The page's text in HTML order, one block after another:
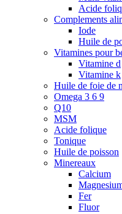
Acide
Complements
Iode
Huile de
Vitamines pour
Vitamine d
Vitamine k
Huile de foie de
Omega 3 6 9
Q10
MSM
Acide folique
Tonique
Huile de poisson
Minereaux
Calcium
Fer
Fluor